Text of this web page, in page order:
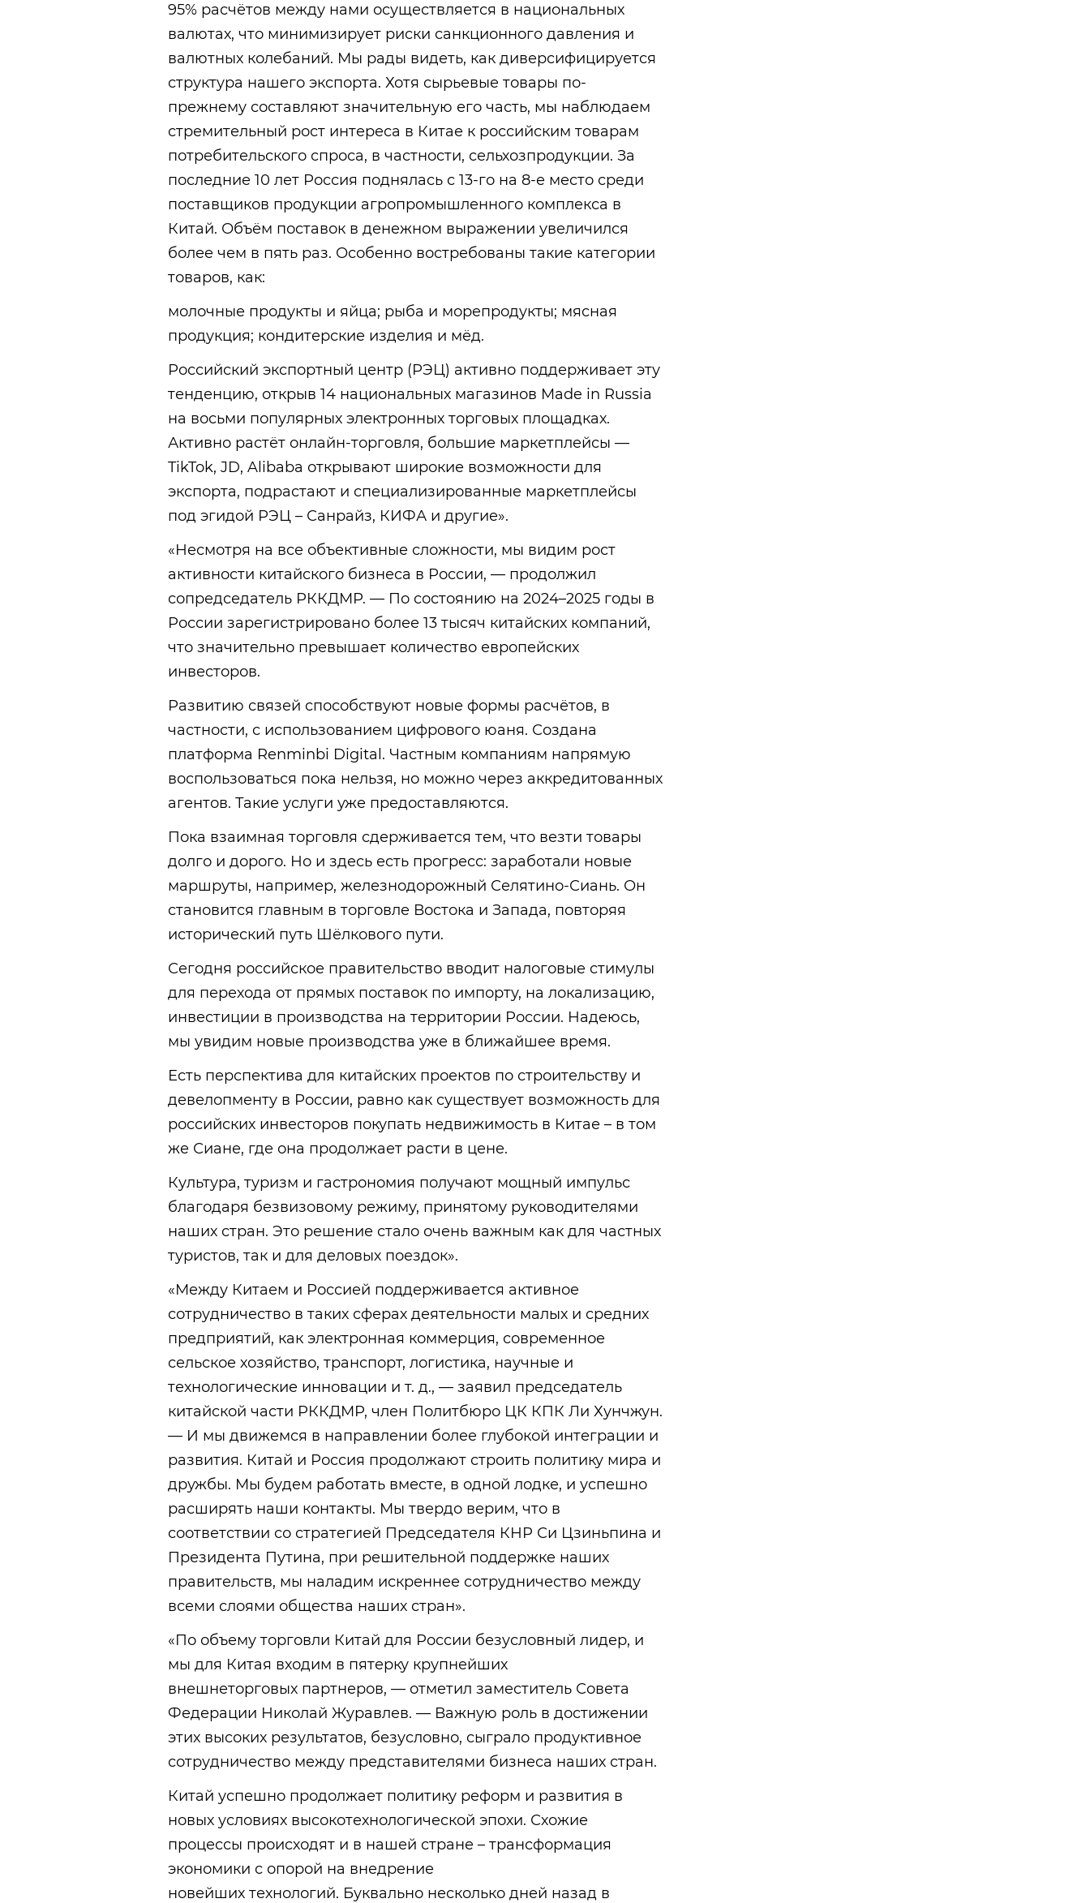
95% расчётов между нами осуществляется в национальных
валютах, что минимизирует риски санкционного давления и
валютных колебаний. Мы рады видеть, как диверсифицируется
структура нашего экспорта. Хотя сырьевые товары по-
прежнему составляют значительную его часть, мы наблюдаем
стремительный рост интереса в Китае к российским товарам
потребительского спроса, в частности, сельхозпродукции. За
последние 10 лет Россия поднялась с 13-го на 8-е место среди
поставщиков продукции агропромышленного комплекса в
Китай. Объём поставок в денежном выражении увеличился
более чем в пять раз. Особенно востребованы такие категории
товаров, как:
молочные продукты и яйца; рыба и морепродукты; мясная
продукция; кондитерские изделия и мёд.
Российский экспортный центр (РЭЦ) активно поддерживает эту
тенденцию, открыв 14 национальных магазинов Made in Russia
на восьми популярных электронных торговых площадках.
Активно растёт онлайн-торговля, большие маркетплейсы —
TikTok, JD, Alibaba открывают широкие возможности для
экспорта, подрастают и специализированные маркетплейсы
под эгидой РЭЦ – Санрайз, КИФА и другие».
«Несмотря на все объективные сложности, мы видим рост
активности китайского бизнеса в России, — продолжил
сопредседатель РККДМР. — По состоянию на 2024–2025 годы в
России зарегистрировано более 13 тысяч китайских компаний,
что значительно превышает количество европейских
инвесторов.
Развитию связей способствуют новые формы расчётов, в
частности, с использованием цифрового юаня. Создана
платформа Renminbi Digital. Частным компаниям напрямую
воспользоваться пока нельзя, но можно через аккредитованных
агентов. Такие услуги уже предоставляются.
Пока взаимная торговля сдерживается тем, что везти товары
долго и дорого. Но и здесь есть прогресс: заработали новые
маршруты, например, железнодорожный Селятино-Сиань. Он
становится главным в торговле Востока и Запада, повторяя
исторический путь Шёлкового пути.
Сегодня российское правительство вводит налоговые стимулы
для перехода от прямых поставок по импорту, на локализацию,
инвестиции в производства на территории России. Надеюсь,
мы увидим новые производства уже в ближайшее время.
Есть перспектива для китайских проектов по строительству и
девелопменту в России, равно как существует возможность для
российских инвесторов покупать недвижимость в Китае – в том
же Сиане, где она продолжает расти в цене.
Культура, туризм и гастрономия получают мощный импульс
благодаря безвизовому режиму, принятому руководителями
наших стран. Это решение стало очень важным как для частных
туристов, так и для деловых поездок».
«Между Китаем и Россией поддерживается активное
сотрудничество в таких сферах деятельности малых и средних
предприятий, как электронная коммерция, современное
сельское хозяйство, транспорт, логистика, научные и
технологические инновации и т. д., — заявил председатель
китайской части РККДМР, член Политбюро ЦК КПК Ли Хунчжун.
— И мы движемся в направлении более глубокой интеграции и
развития. Китай и Россия продолжают строить политику мира и
дружбы. Мы будем работать вместе, в одной лодке, и успешно
расширять наши контакты. Мы твердо верим, что в
соответствии со стратегией Председателя КНР Си Цзиньпина и
Президента Путина, при решительной поддержке наших
правительств, мы наладим искреннее сотрудничество между
всеми слоями общества наших стран».
«По объему торговли Китай для России безусловный лидер, и
мы для Китая входим в пятерку крупнейших
внешнеторговых партнеров, — отметил заместитель Совета
Федерации Николай Журавлев. — Важную роль в достижении
этих высоких результатов, безусловно, сыграло продуктивное
сотрудничество между представителями бизнеса наших стран.
Китай успешно продолжает политику реформ и развития в
новых условиях высокотехнологической эпохи. Схожие
процессы происходят и в нашей стране – трансформация
экономики с опорой на внедрение
новейших технологий. Буквально несколько дней назад в